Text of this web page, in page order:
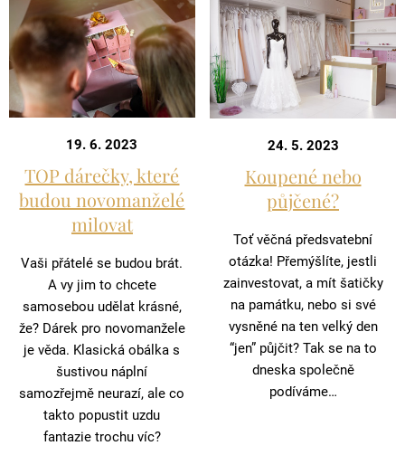
19. 6. 2023
TOP dárečky, které
budou novomanželé
milovat
Vaši přátelé se budou brát.
A vy jim to chcete
samosebou udělat krásné,
že? Dárek pro novomanžele
je věda. Klasická obálka s
šustivou náplní
samozřejmě neurazí, ale co
takto popustit uzdu
fantazie trochu víc?
24. 5. 2023
Koupené nebo
půjčené?
Toť věčná předsvatební
otázka! Přemýšlíte, jestli
zainvestovat, a mít šatičky
na památku, nebo si své
vysněné na ten velký den
“jen” půjčit? Tak se na to
dneska společně
podíváme…